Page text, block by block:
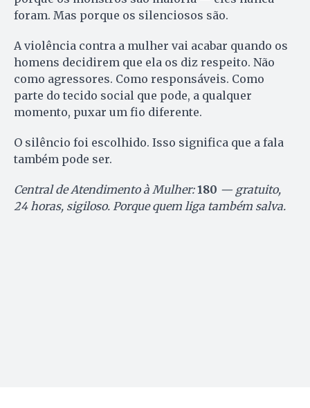
foram. Mas porque os silenciosos são.
A violência contra a mulher vai acabar quando os
homens decidirem que ela os diz respeito. Não
como agressores. Como responsáveis. Como
parte do tecido social que pode, a qualquer
momento, puxar um fio diferente.
O silêncio foi escolhido. Isso significa que a fala
também pode ser.
Central de Atendimento à Mulher:180 — gratuito,
24 horas, sigiloso. Porque quem liga também salva.